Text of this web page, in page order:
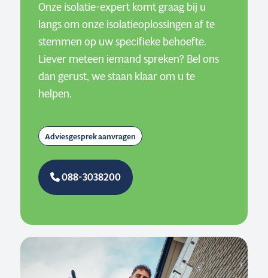
Onze isolatie-expert komt graag bij u
langs om onze isolatieoplossingen af te
stemmen op uw specifieke behoefte.
Liever meteen iemand spreken? Bel ons
dan gerust, we staan klaar om u te
helpen.
Adviesgesprek aanvragen
088-3038200